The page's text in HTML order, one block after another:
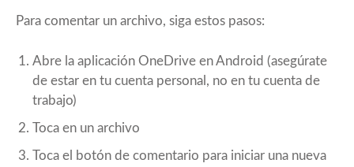
Para comentar un archivo, siga estos pasos:
Abre la aplicación OneDrive en Android (asegúrate
de estar en tu cuenta personal, no en tu cuenta de
trabajo)
Toca en un archivo
Toca el botón de comentario para iniciar una nueva